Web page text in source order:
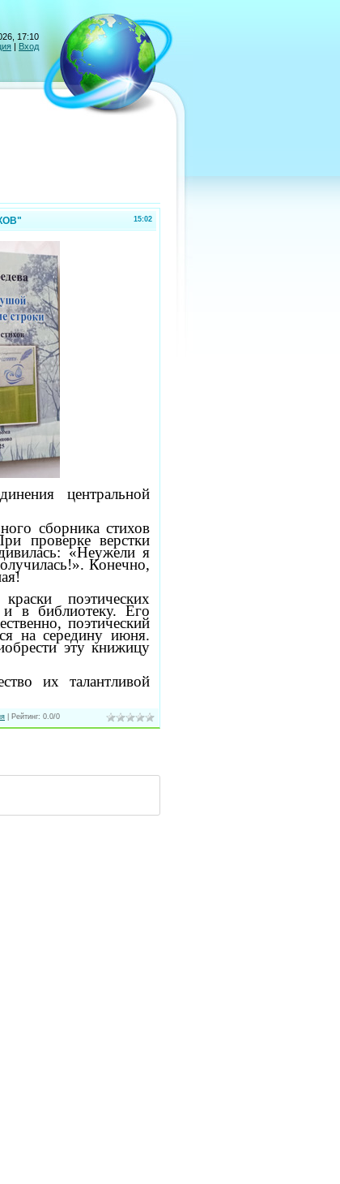
17:10
| Вход
15:02
центральной
сборника стихов
проверке верстки
«Неужели я
Конечно,
поэтических
в библиотеку. Его
поэтический
на середину июня.
эту книжицу
их талантливой
Рейтинг: 0.0/0